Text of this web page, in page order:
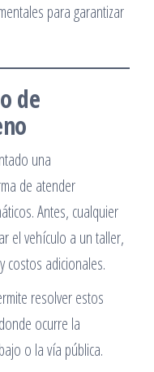
para garantizar
de
una
de atender
Antes, cualquier
el vehículo a un taller,
costos adicionales.
resolver estos
ocurre la
o la vía pública.